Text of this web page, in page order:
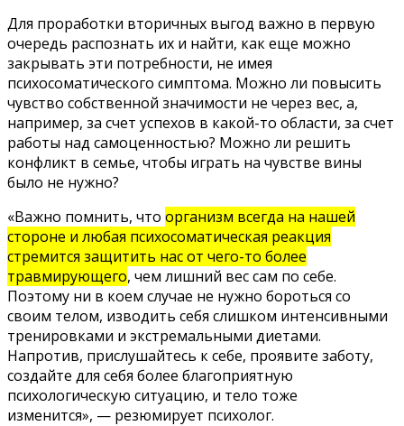
Для проработки вторичных выгод важно в первую
очередь распознать их и найти, как еще можно
закрывать эти потребности, не имея
психосоматического симптома. Можно ли повысить
чувство собственной значимости не через вес, а,
например, за счет успехов в какой-то области, за счет
работы над самоценностью? Можно ли решить
конфликт в семье, чтобы играть на чувстве вины
было не нужно?
«Важно помнить, что организм всегда на нашей
стороне и любая психосоматическая реакция
стремится защитить нас от чего-то более
травмирующего, чем лишний вес сам по себе.
Поэтому ни в коем случае не нужно бороться со
своим телом, изводить себя слишком интенсивными
тренировками и экстремальными диетами.
Напротив, прислушайтесь к себе, проявите заботу,
создайте для себя более благоприятную
психологическую ситуацию, и тело тоже
изменится», — резюмирует психолог.